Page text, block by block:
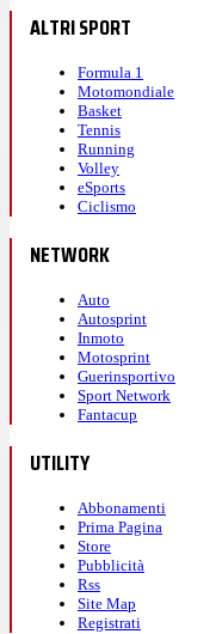
ALTRI SPORT
Formula 1
Motomondiale
Basket
Tennis
Running
Volley
eSports
Ciclismo
NETWORK
Auto
Autosprint
Inmoto
Motosprint
Guerinsportivo
Sport Network
Fantacup
UTILITY
Abbonamenti
Prima Pagina
Store
Pubblicità
Rss
Site Map
Registrati